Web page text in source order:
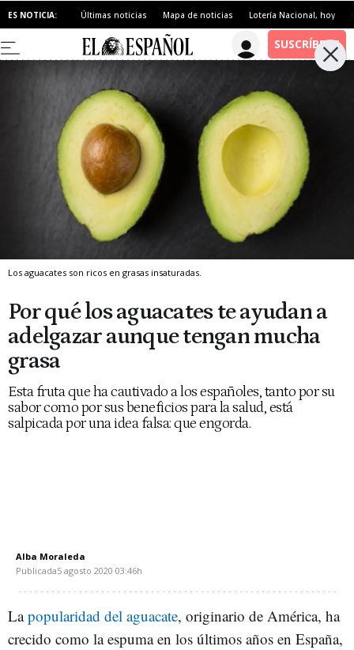
ES NOTICIA: Últimas noticias Mapa de noticias Lotería Nacional, hoy
Los aguacates son ricos en grasas insaturadas.
Por qué los aguacates te ayudan a
adelgazar aunque tengan mucha
grasa
Esta fruta que ha cautivado a los españoles, tanto por su
sabor como por sus beneficios para la salud, está
salpicada por una idea falsa: que engorda.
Alba Moraleda
Publicada5 agosto 2020 03:46h
Lapopularidad del aguacate, originario de América, ha
crecido como la espuma en los últimos años en España,